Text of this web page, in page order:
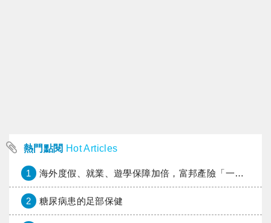
熱門點閱 Hot Articles
1 海外度假、就業、遊學保障加倍，富邦產險「一期逐夢」專案加碼遠距醫療與緊急救援
2 糖尿病患的足部保健